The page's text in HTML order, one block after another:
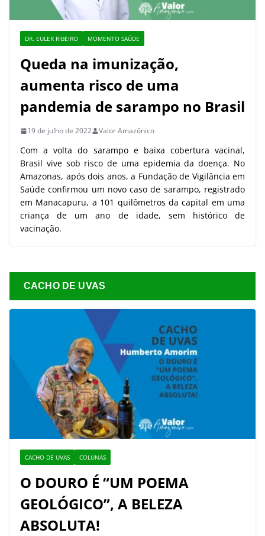
DR. EULER RIBEIRO MOMENTO SAÚDE
Queda na imunização,
aumenta risco de uma
pandemia de sarampo no Brasil
19 de julho de 2022 Valor Amazônico
Com a volta do sarampo e baixa cobertura vacinal,
Brasil vive sob risco de uma epidemia da doença. No
Amazonas, após dois anos, a Fundação de Vigilância em
Saúde confirmou um novo caso de sarampo, registrado
em Manacapuru, a 101 quilômetros da capital em uma
criança de um ano de idade, sem histórico de
vacinação.
CACHO DE UVAS
CACHO DE UVAS COLUNAS
O DOURO É “UM POEMA
GEOLÓGICO”, A BELEZA
ABSOLUTA!